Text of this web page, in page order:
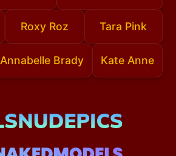
Roxy Roz Tara Pink
Annabelle Brady Kate Anne